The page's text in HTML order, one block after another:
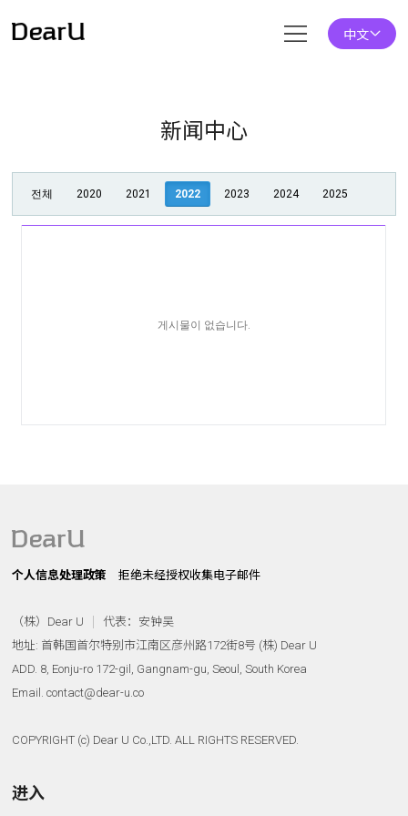
中文
新闻中心
전체 2020 2021 2022 2023 2024 2025
게시물이 없습니다.
个人信息处理政策 拒绝未经授权收集电子邮件
（株）Dear U
代表：安钟吴
地址: 首韩国首尔特别市江南区彦州路172街8号 (株) Dear U
ADD. 8, Eonju-ro 172-gil, Gangnam-gu, Seoul, South Korea
Email. contact@dear-u.co
COPYRIGHT (c) Dear U Co.,LTD. ALL RIGHTS RESERVED.
进入